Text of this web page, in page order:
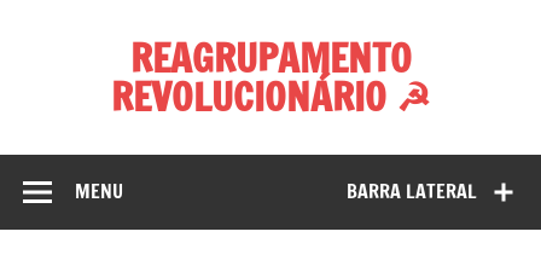
REAGRUPAMENTO
REVOLUCIONÁRIO ☭
BARRA LATERAL
MENU